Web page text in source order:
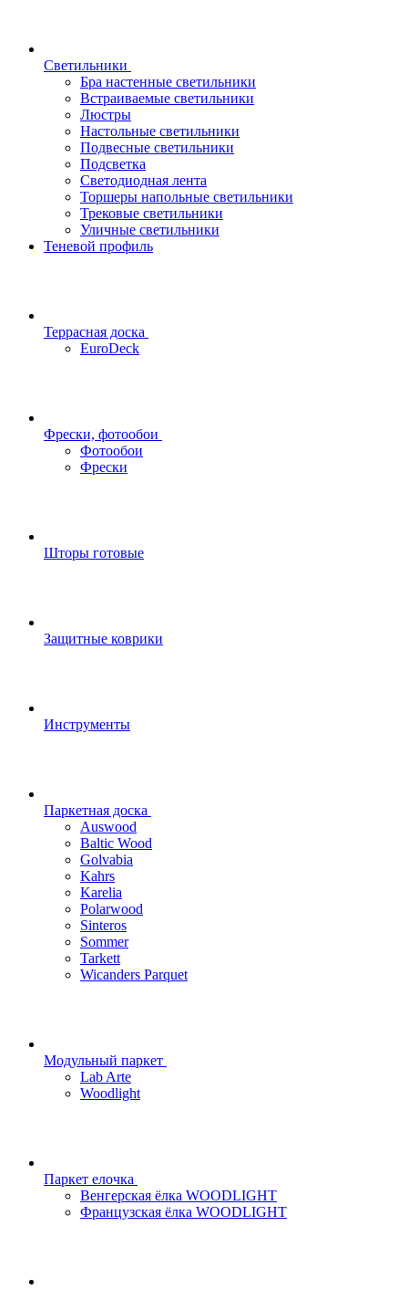
Светильники
Бра настенные светильники
Встраиваемые светильники
Люстры
Настольные светильники
Подвесные светильники
Подсветка
Светодиодная лента
Торшеры напольные светильники
Трековые светильники
Уличные светильники
Теневой профиль
Террасная доска
EuroDeck
Фрески, фотообои
Фотообои
Фрески
Шторы готовые
Защитные коврики
Инструменты
Паркетная доска
Auswood
Baltic Wood
Golvabia
Kahrs
Karelia
Polarwood
Sinteros
Sommer
Tarkett
Wicanders Parquet
Модульный паркет
Lab Arte
Woodlight
Паркет елочка
Венгерская ёлка WOODLIGHT
Французская ёлка WOODLIGHT